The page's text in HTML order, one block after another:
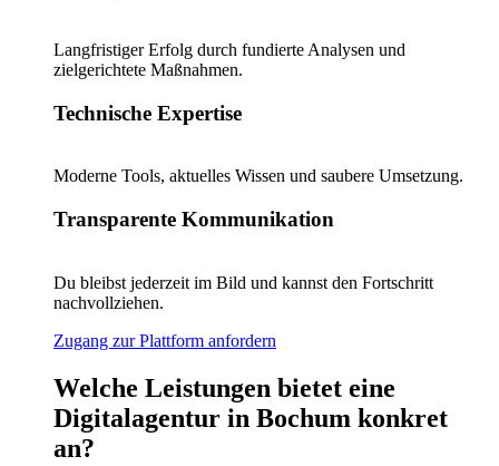
Langfristiger Erfolg durch fundierte Analysen und
zielgerichtete Maßnahmen.
Technische Expertise
Moderne Tools, aktuelles Wissen und saubere Umsetzung.
Transparente Kommunikation
Du bleibst jederzeit im Bild und kannst den Fortschritt
nachvollziehen.
Zugang zur Plattform anfordern
Welche Leistungen bietet eine
Digitalagentur in Bochum konkret
an?